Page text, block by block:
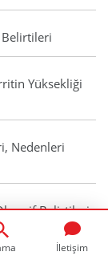
Belirtileri
Yüksekliği
Nedenleri
Belirtileri
İletişim